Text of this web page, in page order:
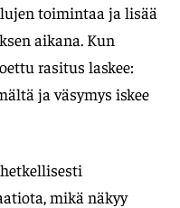
toimintaa ja lisää
aikana. Kun
rasitus laskee:
ja väsymys iskee
mikä näkyy